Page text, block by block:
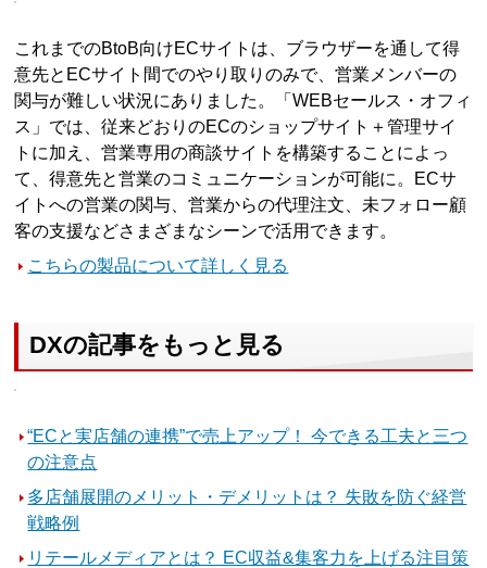
これまでのBtoB向けECサイトは、ブラウザーを通して得
意先とECサイト間でのやり取りのみで、営業メンバーの
関与が難しい状況にありました。「WEBセールス・オフィ
ス」では、従来どおりのECのショップサイト＋管理サイ
トに加え、営業専用の商談サイトを構築することによっ
て、得意先と営業のコミュニケーションが可能に。ECサ
イトへの営業の関与、営業からの代理注文、未フォロー顧
客の支援などさまざまなシーンで活用できます。
こちらの製品について詳しく見る
DXの記事をもっと見る
“ECと実店舗の連携”で売上アップ！ 今できる工夫と三つ
の注意点
多店舗展開のメリット・デメリットは？ 失敗を防ぐ経営
戦略例
リテールメディアとは？ EC収益&集客力を上げる注目策